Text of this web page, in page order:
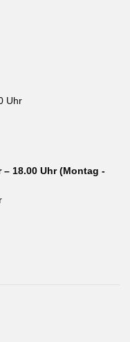
Uhr
18.00 Uhr (Montag -